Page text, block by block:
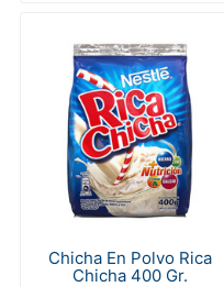
Chicha En Polvo Rica
Chicha 400 Gr.